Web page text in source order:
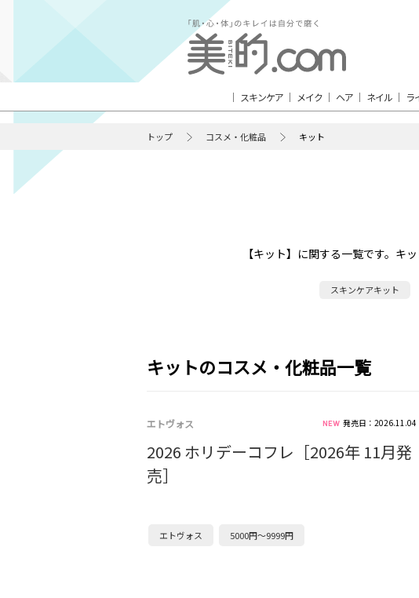
スキンケア メイク ヘア ネイル ラ
トップ コスメ・化粧品 キット
【キット】に関する一覧です。キ
スキンケアキット
キットのコスメ・化粧品一覧
エトヴォス 発売日：2026.11.04
2026 ホリデーコフレ［2026年 11月発
売］
エトヴォス 5000円～9999円